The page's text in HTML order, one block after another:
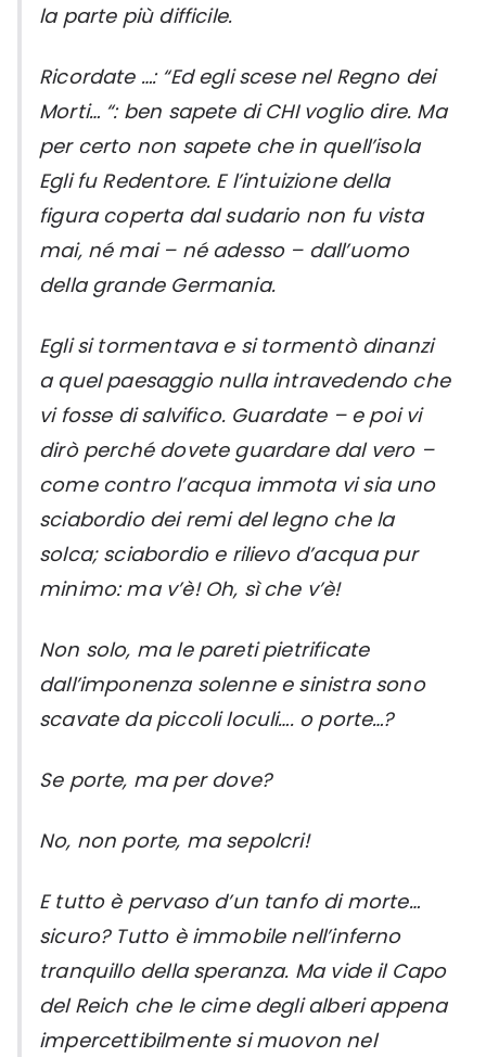
la parte più difficile.
Ricordate …: “Ed egli scese nel Regno dei
Morti… “: ben sapete di CHI voglio dire. Ma
per certo non sapete che in quell’isola
Egli fu Redentore. E l’intuizione della
figura coperta dal sudario non fu vista
mai, né mai – né adesso – dall’uomo
della grande Germania.
Egli si tormentava e si tormentò dinanzi
a quel paesaggio nulla intravedendo che
vi fosse di salvifico. Guardate – e poi vi
dirò perché dovete guardare dal vero –
come contro l’acqua immota vi sia uno
sciabordio dei remi del legno che la
solca; sciabordio e rilievo d’acqua pur
minimo: ma v’è! Oh, sì che v’è!
Non solo, ma le pareti pietrificate
dall’imponenza solenne e sinistra sono
scavate da piccoli loculi…. o porte…?
Se porte, ma per dove?
No, non porte, ma sepolcri!
E tutto è pervaso d’un tanfo di morte…
sicuro? Tutto è immobile nell’inferno
tranquillo della speranza. Ma vide il Capo
del Reich che le cime degli alberi appena
impercettibilmente si muovon nel